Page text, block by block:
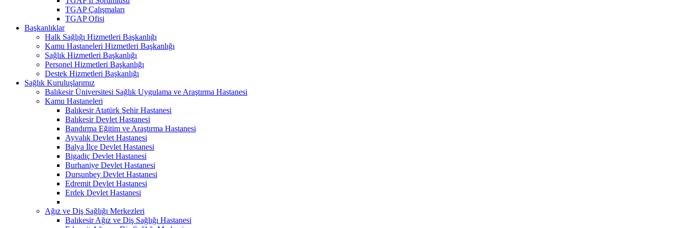
TGAP Çalışmaları
TGAP Ofisi
Başkanlıklar
Halk Sağlığı Hizmetleri Başkanlığı
Kamu Hastaneleri Hizmetleri Başkanlığı
Sağlık Hizmetleri Başkanlığı
Personel Hizmetleri Başkanlığı
Destek Hizmetleri Başkanlığı
Sağlık Kuruluşlarımız
Balıkesir Üniversitesi Sağlık Uygulama ve Araştırma Hastanesi
Kamu Hastaneleri
Balıkesir Atatürk Şehir Hastanesi
Balıkesir Devlet Hastanesi
Bandırma Eğitim ve Araştırma Hastanesi
Ayvalık Devlet Hastanesi
Balya İlçe Devlet Hastanesi
Bigadiç Devlet Hastanesi
Burhaniye Devlet Hastanesi
Dursunbey Devlet Hastanesi
Edremit Devlet Hastanesi
Erdek Devlet Hastanesi
Ağız ve Diş Sağlığı Merkezleri
Balıkesir Ağız ve Diş Sağlığı Hastanesi